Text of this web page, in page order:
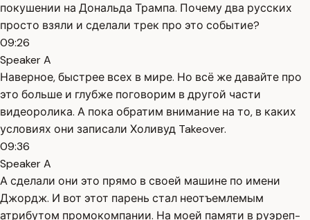
покушении на Дональда Трампа. Почему два русских
просто взяли и сделали трек про это событие?
09:26
Speaker A
Наверное, быстрее всех в мире. Но всё же давайте про
это больше и глубже поговорим в другой части
видеоролика. А пока обратим внимание на то, в каких
условиях они записали Холивуд Takeover.
09:36
Speaker A
А сделали они это прямо в своей машине по имени
Джордж. И вот этот парень стал неотъемлемым
атрибутом промокомпании. На моей памяти в руэреп-